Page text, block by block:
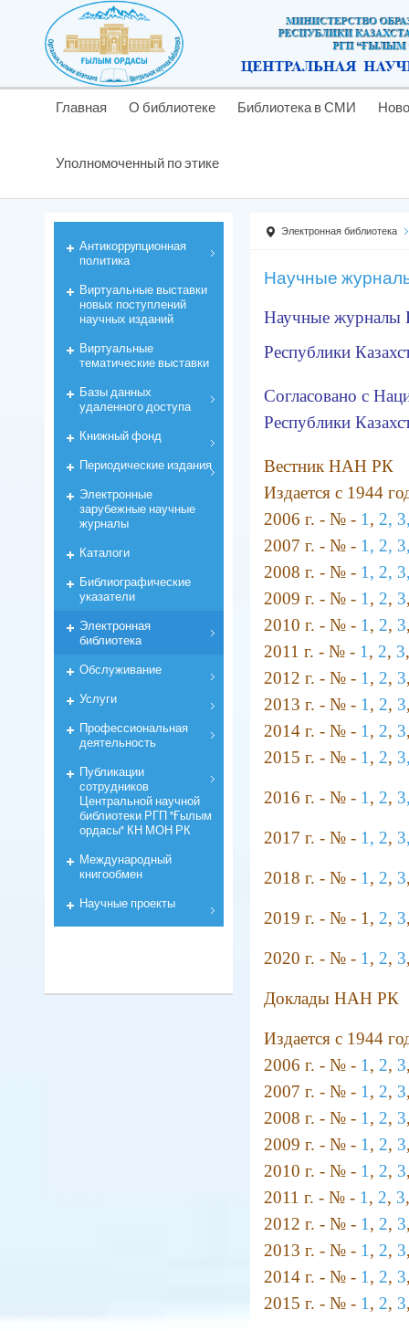
Главная О библиотеке Библиотека в СМИ
Уполномоченный по этике
Электронная библиотека
Научные
Научные журналы
Республики
Согласовано с
Республики
Вестник НАН РК
Издается с 1944
2006 г. - № - 1 , 2,
2007 г. - № - 1, 2,
2008 г. - № - 1, 2,
2009 г. - № - 1 , 2, 3
2010 г. - № - 1 , 2, 3
2011 г. - № - 1 , 2, 3
2012 г. - № - 1 , 2, 3
2013 г. - № - 1 , 2, 3
2014 г. - № - 1 , 2, 3
2015 г. - № - 1 , 2,
2016 г. - № - 1 , 2,
2017 г. - № - 1, 2,
2018 г. - № - 1 , 2, 3
2019 г. - № - 1, 2, 3
2020 г. - № - 1 , 2, 3
Доклады НАН РК
Издается с 1944
2006 г. - № - 1 , 2, 3
2007 г. - № - 1 , 2, 3
2008 г. - № - 1 , 2, 3
2009 г. - № - 1 , 2, 3
2010 г. - № - 1 , 2, 3
2011 г. - № - 1 , 2, 3
2012 г. - № - 1 , 2, 3
2013 г. - № - 1 , 2, 3
2014 г. - № - 1 , 2, 3
2015 г. - № - 1 , 2, 3
Антикоррyпционная
политика
Виртуальные выставки
новых поступлений
научных изданий
Виртуальные
тематические выставки
Базы данных
удаленного доступа
Книжный фонд
Периодические издания
Электронные
зарубежные научные
журналы
Каталоги
Библиографические
указатели
Электронная
библиотека
Обслуживание
Услуги
Профессиональная
деятельность
Публикации
сотрудников
Центральной научной
библиотеки РГП "Ғылым
ордасы" КН МОН РК
Международный
книгообмен
Научные проекты